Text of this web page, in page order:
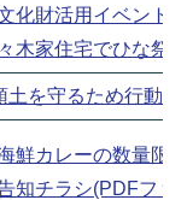
化財活用イベント
々木家住宅でひな祭
土を守るため行動
鮮カレーの数量限
知チラシ(PDFファ